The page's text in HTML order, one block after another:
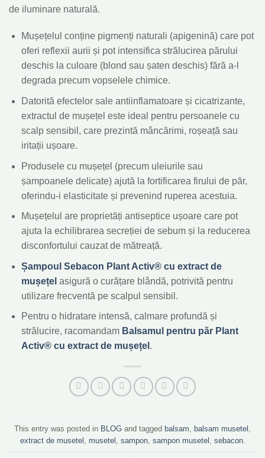
de iluminare naturală.
Mușețelul conține pigmenți naturali (apigenină) care pot
oferi reflexii aurii și pot intensifica strălucirea părului
deschis la culoare (blond sau șaten deschis) fără a-l
degrada precum vopselele chimice.
Datorită efectelor sale antiinflamatoare și cicatrizante,
extractul de mușețel este ideal pentru persoanele cu
scalp sensibil, care prezintă mâncărimi, roșeață sau
iritații ușoare.
Produsele cu mușețel (precum uleiurile sau
șampoanele delicate) ajută la fortificarea firului de păr,
oferindu-i elasticitate și prevenind ruperea acestuia.
Mușețelul are proprietăți antiseptice ușoare care pot
ajuta la echilibrarea secreției de sebum și la reducerea
disconfortului cauzat de mătreață.
Șampoul Sebacon Plant Activ® cu extract de
mușețel asigură o curățare blândă, potrivită pentru
utilizare frecventă pe scalpul sensibil.
Pentru o hidratare intensă, calmare profundă și
strălucire, racomandam Balsamul pentru păr Plant
Activ® cu extract de mușețel .
This entry was posted in BLOG and tagged balsam balsam musetel
extract de musetel
musetel sampon, sampon musetel sebacon.